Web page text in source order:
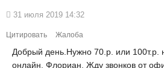
31 июля 2019 14:32
Цитировать Жалоба
Добрый день.Нужно 70.р. или
онлайн. Флориан. Жду звонков от